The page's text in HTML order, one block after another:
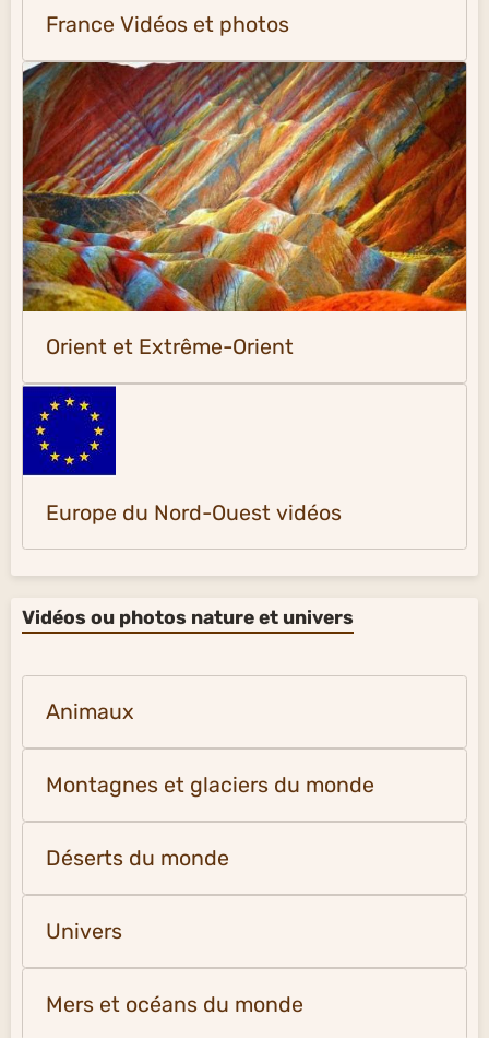
France Vidéos et photos
Orient et Extrême-Orient
Europe du Nord-Ouest vidéos
Vidéos ou photos nature et univers
Animaux
Montagnes et glaciers du monde
Déserts du monde
Univers
Mers et océans du monde